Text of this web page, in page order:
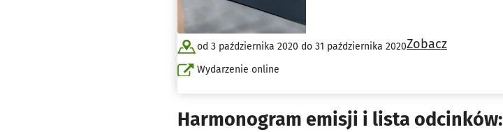
od 3 października 2020 do 31 października 2020
Wydarzenie online
Zobacz
Harmonogram emisji i lista odcinków: